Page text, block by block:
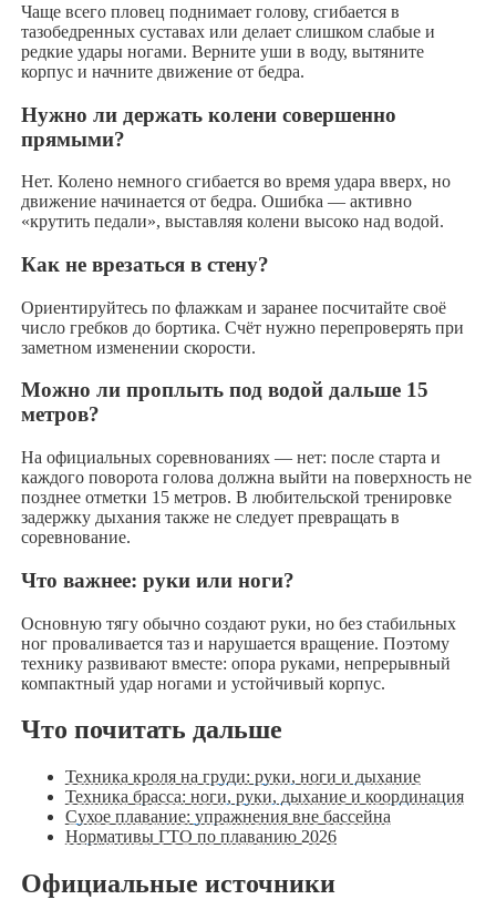
Чаще всего пловец поднимает голову, сгибается в
тазобедренных суставах или делает слишком слабые и
редкие удары ногами. Верните уши в воду, вытяните
корпус и начните движение от бедра.
Нужно ли держать колени совершенно
прямыми?
Нет. Колено немного сгибается во время удара вверх, но
движение начинается от бедра. Ошибка — активно
«крутить педали», выставляя колени высоко над водой.
Как не врезаться в стену?
Ориентируйтесь по флажкам и заранее посчитайте своё
число гребков до бортика. Счёт нужно перепроверять при
заметном изменении скорости.
Можно ли проплыть под водой дальше 15
метров?
На официальных соревнованиях — нет: после старта и
каждого поворота голова должна выйти на поверхность не
позднее отметки 15 метров. В любительской тренировке
задержку дыхания также не следует превращать в
соревнование.
Что важнее: руки или ноги?
Основную тягу обычно создают руки, но без стабильных
ног проваливается таз и нарушается вращение. Поэтому
технику развивают вместе: опора руками, непрерывный
компактный удар ногами и устойчивый корпус.
Что почитать дальше
Техника кроля на груди: руки, ноги и дыхание
Техника брасса: ноги, руки, дыхание и координация
Сухое плавание: упражнения вне бассейна
Нормативы ГТО по плаванию 2026
Официальные источники